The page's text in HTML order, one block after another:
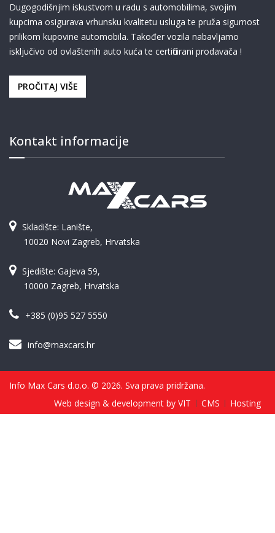
Dugogodišnjim iskustvom u radu s automobilima, svojim
kupcima osigurava vrhunsku kvalitetu usluga te pruža sigurnost
prilikom kupovine automobila. Također vozila nabavljamo
isključivo od ovlaštenih auto kuća te certificirani prodavača !
PROČITAJ VIŠE
Kontakt informacije
Skladište: Lanište,
10020 Novi Zagreb, Hrvatska
Sjedište: Gajeva 59,
10000 Zagreb, Hrvatska
+385 (0)95 527 5550
info@maxcars.hr
Info Max Cars d.o.o. © 2026. Sva prava pridržana.
Web design & development by VIT
CMS Hosting